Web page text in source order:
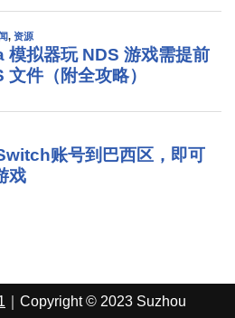
｜Copyright © 2023 Suzhou